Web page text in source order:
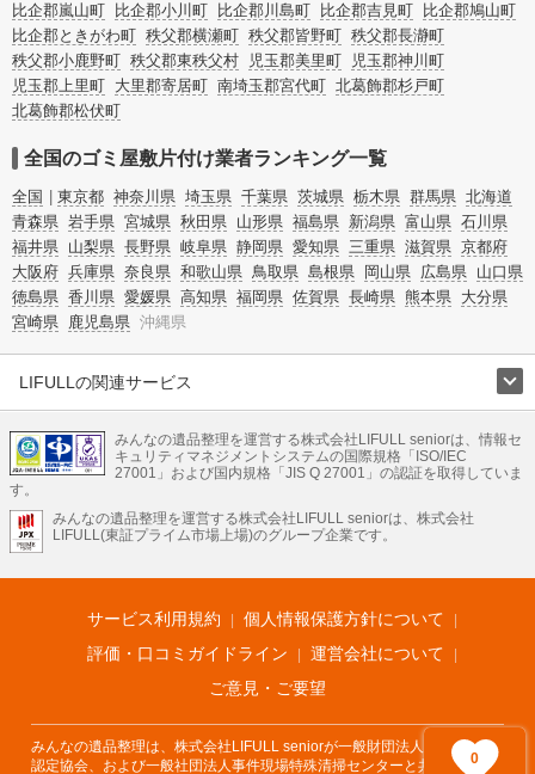
0
比企郡嵐山町
比企郡小川町 比企郡川島町 比企郡吉見町
比企郡鳩山町
比企郡ときがわ町 秩父郡横瀬町 秩父郡皆野町 秩父郡長瀞町
秩父郡小鹿野町 秩父郡東秩父村 児玉郡美里町
児玉郡神川町
児玉郡上里町 大里郡寄居町 南埼玉郡宮代町 北葛飾郡杉戸町
北葛飾郡松伏町
全国のゴミ屋敷片付け業者ランキング一覧
全国 東京都 神奈川県 埼玉県 千葉県 茨城県 栃木県 群馬県 北海道
青森県 岩手県 宮城県 秋田県 山形県 福島県 新潟県 富山県 石川県
福井県 山梨県 長野県 岐阜県 静岡県 愛知県 三重県 滋賀県 京都府
大阪府 兵庫県 奈良県 和歌山県 鳥取県 島根県 岡山県 広島県 山口県
徳島県 香川県 愛媛県 高知県 福岡県 佐賀県 長崎県 熊本県 大分県
宮崎県 鹿児島県 沖縄県
LIFULLの関連サービス
不動産・住宅
引越し 老人ホーム 地方創生 ママの就労支援
不動産クラウドファンディング 遺品整理 老後の暮らし情報
LIFULL HOME'Sのサービス
不動産・住宅
不動産査定 マンション専門売却査定 不動産投資 アドバイザー
不動産アーカイブ
空き家バンク 家賃相場 不動産会社
まちむすび
不動産用語集 住まいのお役立ち情報
LIFULL HOME'S PRESS
アプリ 不動産データ 不動産転職
みんなの遺品整理を運営する株式会社LIFULL seniorは、情報セ
キュリティマネジメントシステムの国際規格「ISO/IEC
27001」および国内規格「JIS Q 27001」の認証を取得していま
す。
みんなの遺品整理を運営する株式会社LIFULL seniorは、株式会社
LIFULL(東証プライム市場上場)のグループ企業です。
サービス利用規約
個人情報保護方針について
評価・口コミガイドライン
運営会社について
ご意見・ご要望
みんなの遺品整理は、株式会社LIFULL seniorが一般財団法人遺品整理士
認定協会、および一般社団法人事件現場特殊清掃センターと共同でサービ